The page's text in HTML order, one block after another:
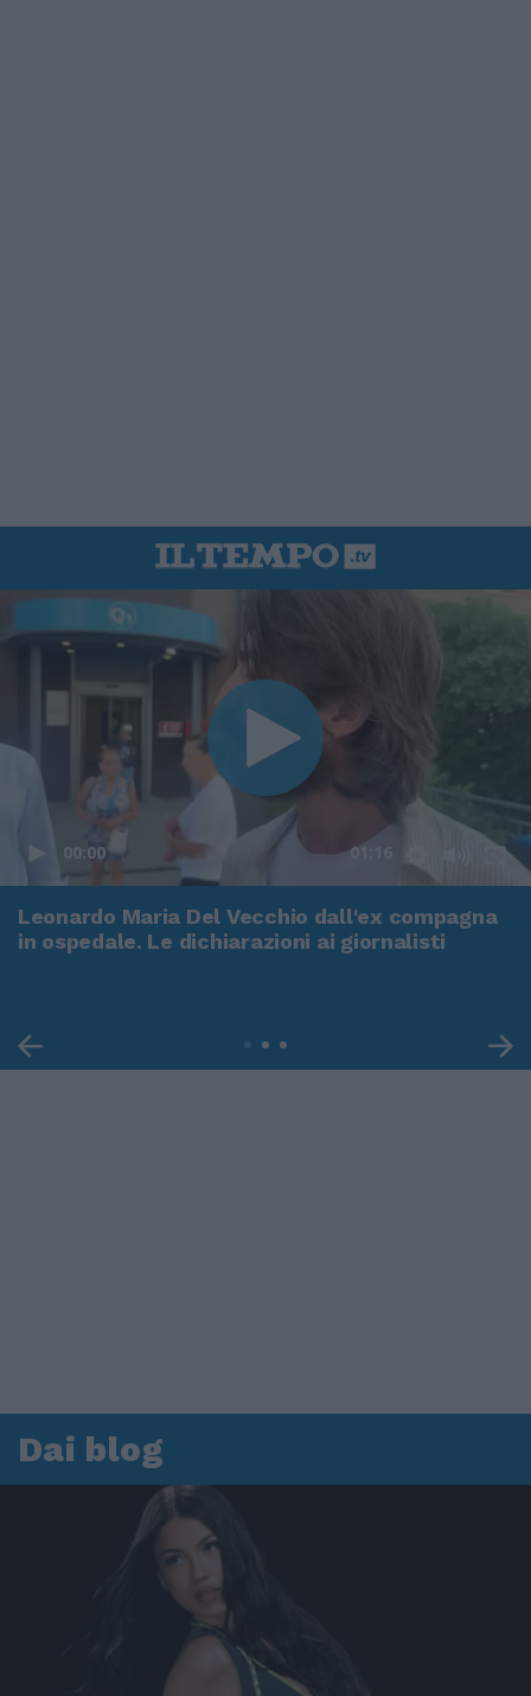
00:00 01:16
Leonardo Maria Del Vecchio dall'ex compagna
in ospedale. Le dichiarazioni ai giornalisti
Dai blog